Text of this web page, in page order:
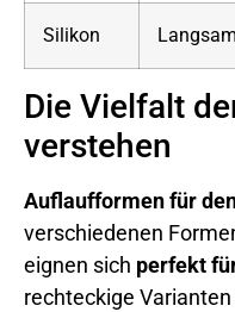
Silikon Langsam
Die Vielfalt
verstehen
Auflaufformen für
verschiedenen
eignen sich perfekt
rechteckige